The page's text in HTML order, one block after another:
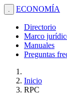
. ECONOMÍA
Directorio
Marco
Manuales
Preguntas
Inicio
RPC